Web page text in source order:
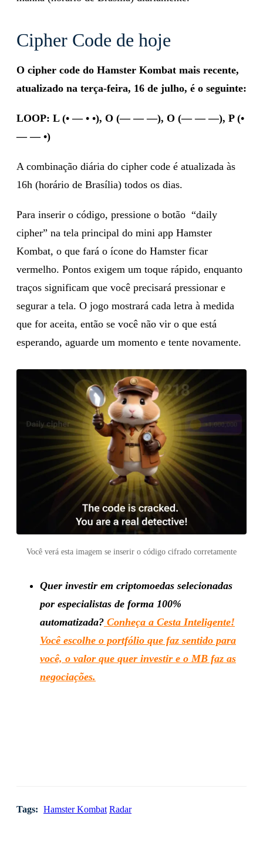
Cipher Code de hoje
O cipher code do Hamster Kombat mais recente,
atualizado na terça-feira, 16 de julho, é o seguinte:
LOOP: L (• — • •), O (— — —), O (— — —), P (•
— — •)
A combinação diária do cipher code é atualizada às
16h (horário de Brasília) todos os dias.
Para inserir o código, pressione o botão “daily
cipher” na tela principal do mini app Hamster
Kombat, o que fará o ícone do Hamster ficar
vermelho. Pontos exigem um toque rápido, enquanto
traços significam que você precisará pressionar e
segurar a tela. O jogo mostrará cada letra à medida
que for aceita, então se você não vir o que está
esperando, aguarde um momento e tente novamente.
Você verá esta imagem se inserir o código cifrado corretamente
Quer investir em criptomoedas selecionadas
por especialistas de forma 100%
automatizada? Conheça a Cesta Inteligente!
Você escolhe o portfólio que faz sentido para
você, o valor que quer investir e o MB faz as
negociações.
Tags: Hamster Kombat Radar